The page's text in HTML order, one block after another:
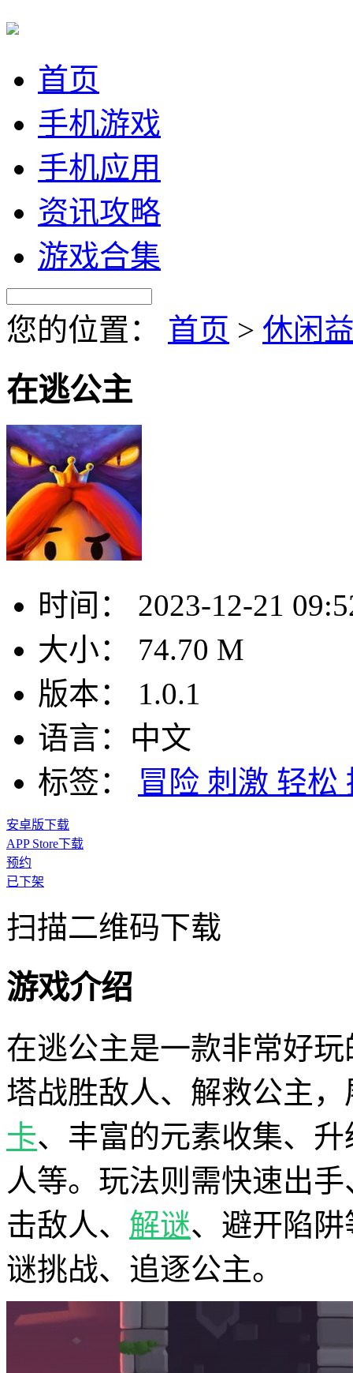
首页
手机游戏
手机应用
资讯攻略
游戏合集
您的位置： 首页 > 休闲
在逃公主
时间：
2023-12-21
大小：
74.70 M
版本：
1.0.1
语言： 中文
标签：
冒险 刺激 轻松
安卓版下载
APP Store下载
预约
已下架
扫描二维码下载
游戏介绍
在逃公主是一款非常好玩
塔战胜敌人、解救公主
卡、丰富的元素收集、
人等。玩法则需快速出
击敌人、 解谜、避开陷
谜挑战、追逐公主。